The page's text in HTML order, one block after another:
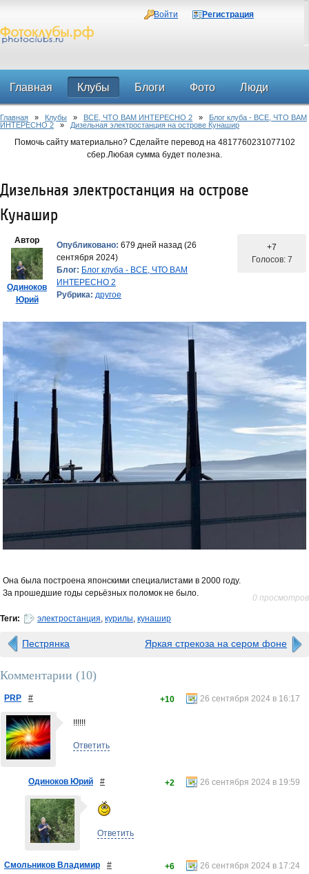
Войти Регистрация
Главная Клубы Блоги Фото Люди
Форум
Главная » Клубы » ВСЕ, ЧТО ВАМ ИНТЕРЕСНО 2 » Блог клуба - ВСЕ, ЧТО ВАМ
ИНТЕРЕСНО 2 » Дизельная электростанция на острове Кунашир
Помочь сайту материально? Сделайте перевод на 4817760231077102
сбер.Любая сумма будет полезна.
Дизельная электростанция на острове
Кунашир
Автор
Одиноков
Юрий
Опубликовано: 679 дней назад (26
сентября 2024)
Блог: Блог клуба - ВСЕ, ЧТО ВАМ
ИНТЕРЕСНО 2
Рубрика: другое
+7
Голосов: 7
Она была построена японскими специалистами в 2000 году.
За прошедшие годы серьёзных поломок не было.
0 просмотров
Теги: электростанция, курилы, кунашир
Пестрянка Яркая стрекоза на сером фоне
Комментарии (10)
PRP # 26 сентября 2024 в 16:17
+10
!!!!!!
Ответить
Одиноков Юрий # 26 сентября 2024 в 19:59
+2
Ответить
Смольников Владимир # 26 сентября 2024 в 17:24
+6